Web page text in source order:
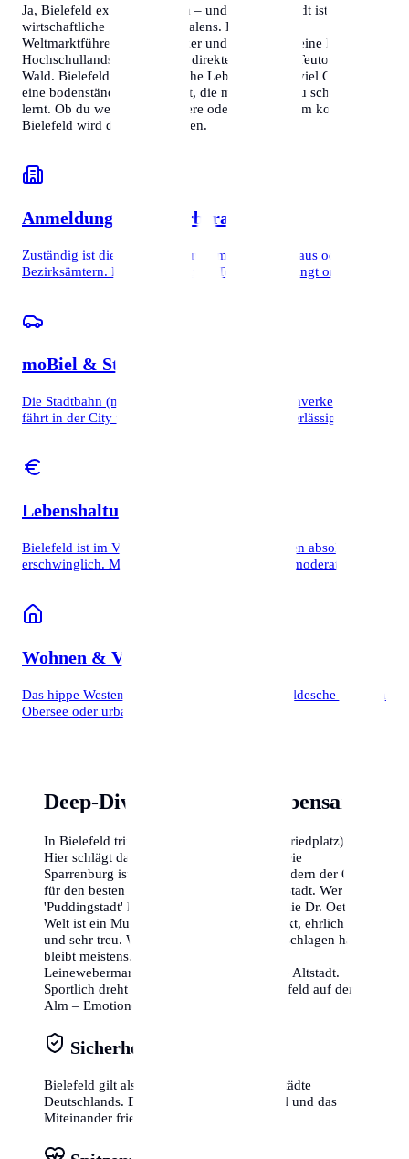
Ja, Bielefeld existiert wirklich – und wie! Die Stadt ist das
wirtschaftliche Herz Ostwestfalens. Hier treffen
Weltmarktführer wie Dr. Oetker und Schüco auf eine lebendige
Hochschullandschaft und die direkte Nähe zum Teutoburger
Wald. Bielefeld bietet eine hohe Lebensqualität, viel Grün und
eine bodenständige Mentalität, die man schnell zu schätzen
lernt. Ob du wegen der Karriere oder zum Studium kommst:
Bielefeld wird dich überraschen.
Anmeldung & Bürgerberatung
Zuständig ist die Bürgerberatung im Neuen Rathaus oder in den
Bezirksämtern. Reserviere deinen Termin unbedingt online.
moBiel & Stadtbahn
Die Stadtbahn (moBiel) ist das Rückgrat des Nahverkehrs. Sie
fährt in der City unterirdisch und ist extrem zuverlässig.
Lebenshaltungskosten
Bielefeld ist im Vergleich zu anderen Großstädten absolut
erschwinglich. Mieten und Lebenshaltung sind moderat.
Wohnen & Viertel
Das hippe Westenviertel (Siggi), das grüne Schildesche mit dem
Obersee oder urbanes Wohnen in Mitte?
Deep-Dive: Bielefelder Lebensart
In Bielefeld trifft man sich am 'Siggi' (Siegfriedplatz).
Hier schlägt das Herz des Westenviertels. Die
Sparrenburg ist nicht nur Wahrzeichen, sondern der Ort
für den besten Sonnenuntergang über der Stadt. Wer
'Puddingstadt' hört, denkt an Dr. Oetker – die Dr. Oetker
Welt ist ein Muss. Die Bielefelder sind direkt, ehrlich
und sehr treu. Wer einmal hier Wurzeln geschlagen hat,
bleibt meistens. Und im Sommer lockt der
Leinewebermarkt tausende Besucher in die Altstadt.
Sportlich dreht sich alles um Arminia Bielefeld auf der
Alm – Emotionen pur!
Sicherheit
Bielefeld gilt als eine der sichersten Großstädte
Deutschlands. Das soziale Gefüge ist stabil und das
Miteinander friedlich.